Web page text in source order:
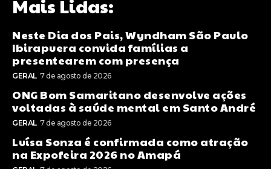
Mais Lidas:
Neste Dia dos Pais, Wyndham São Paulo
Ibirapuera convida famílias a
presentearem com presença
GERAL 7 de agosto de 2026
ONG Bom Samaritano desenvolve ações
voltadas à saúde mental em Santo André
GERAL 7 de agosto de 2026
Luísa Sonza é confirmada como atração
na Expofeira 2026 no Amapá